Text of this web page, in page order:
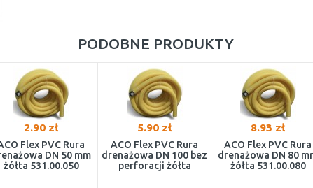
PODOBNE PRODUKTY
2.90 zł
Flex PVC Rura
DN 50 mm
żółta 531.00.050
5.90 zł
ACO Flex PVC Rura
drenażowa DN 100 bez
perforacji żółta
531.20.100
8.93 zł
ACO Flex PVC Rura
drenażowa DN 80
żółta 531.00.080